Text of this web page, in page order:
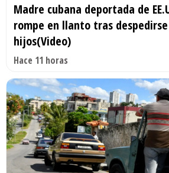
Madre cubana deportada de
rompe en llanto tras
hijos(Video)
Hace 11 horas